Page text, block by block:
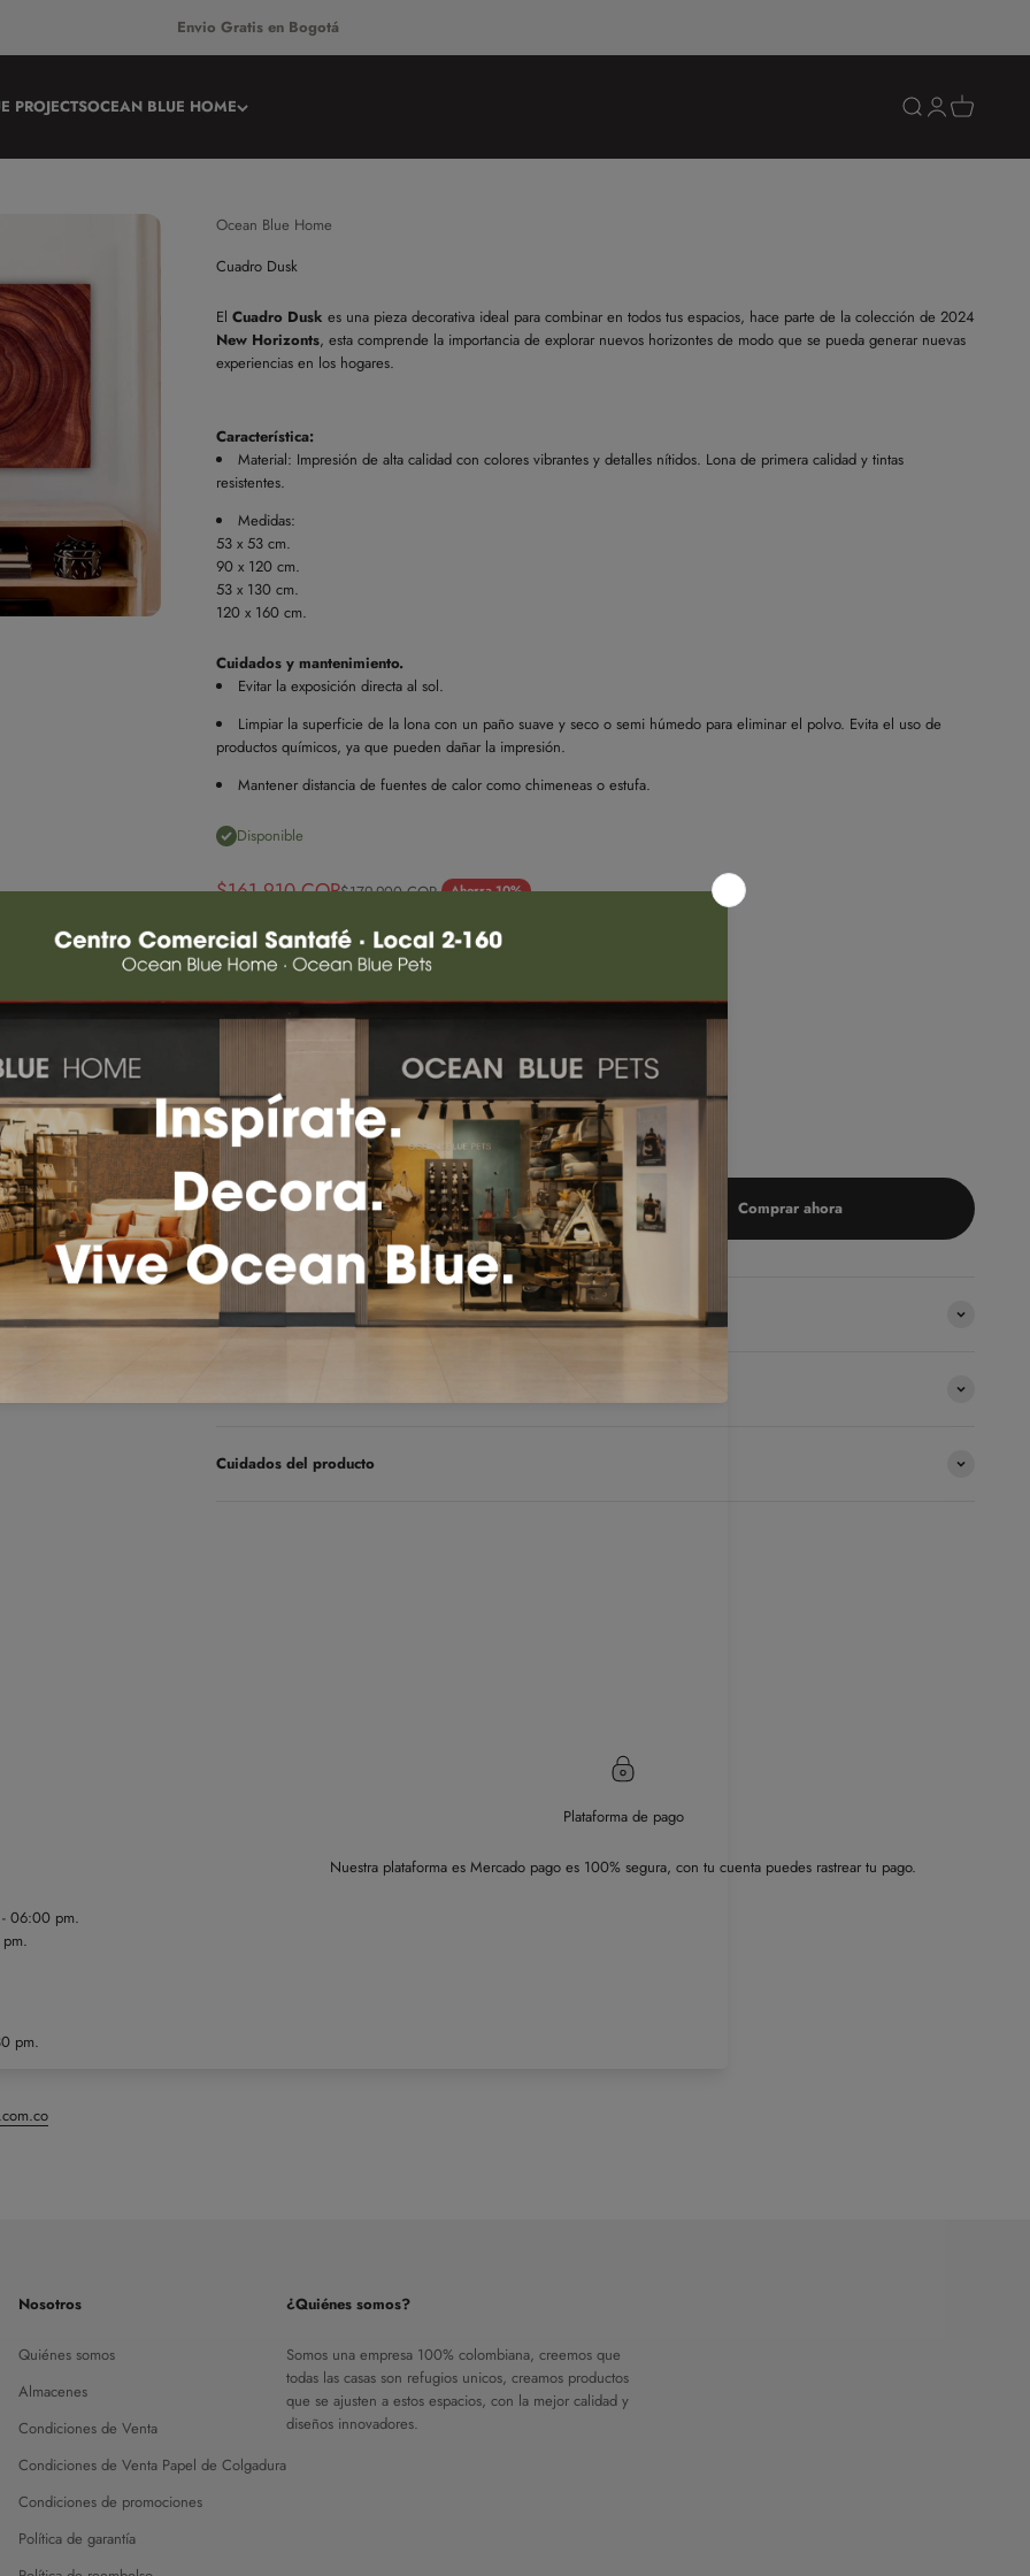
Envio Gratis en Bogotá
PROJECTSOCEAN BLUE HOME Abrir búsqueda
Abrir página de
Abrir cesta
Ocean Blue Home
Cuadro Dusk
El Cuadro Dusk es una pieza decorativa ideal para combinar en todos tus espacios, hace parte de la colección de 2024
New Horizonts, esta comprende la importancia de explorar nuevos horizontes de modo que se pueda generar nuevas
experiencias en los hogares.
Característica:
Material: Impresión de alta calidad con colores vibrantes y detalles nítidos. Lona de primera calidad y tintas
resistentes.
Medidas:
53 x 53 cm.
90 x 120 cm.
53 x 130 cm.
120 x 160 cm.
Cuidados y mantenimiento.
Evitar la exposición directa al sol.
Limpiar la superficie de la lona con un paño suave y seco o semi húmedo para eliminar el polvo. Evita el uso de
productos químicos, ya que pueden dañar la impresión.
Mantener distancia de fuentes de calor como chimeneas o estufa.
Disponible
Precio de oferta
$161.910 COPPrecio normal
$179.900 COP Ahorra 10%
Elige el tamaño:53x53
Añadir a la cesta Comprar ahora
Tiempos de envío
Cuidados del producto
- 06:00 pm.
pm.
Plataforma de pago
Nuestra plataforma es Mercado pago es 100% segura, con tu cuenta puedes rastrear tu pago.
Nosotros
Quiénes somos
Almacenes
Condiciones de Venta
Condiciones de Venta Papel de Colgadura
Condiciones de promociones
Política de garantía
¿Quiénes somos?
Somos una empresa 100% colombiana, creemos que
todas las casas son refugios unicos, creamos productos
que se ajusten a estos espacios, con la mejor calidad y
diseños innovadores.